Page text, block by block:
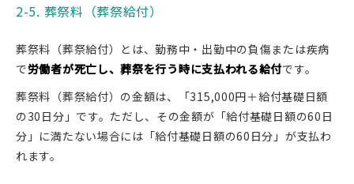
2-5. 葬祭料（葬祭給付）
葬祭料（葬祭給付）とは、勤務中・出勤中の負傷または疾病
で労働者が死亡し、葬祭を行う時に支払われる給付です。
葬祭料（葬祭給付）の金額は、「315,000円＋給付基礎日額
の30日分」です。ただし、その金額が「給付基礎日額の60日
分」に満たない場合には「給付基礎日額の60日分」が支払わ
れます。